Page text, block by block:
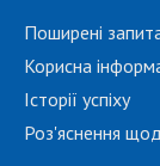
Поширені
Корисна
Історії успіху
Роз'яснення